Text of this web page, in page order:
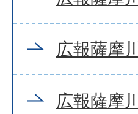
広報薩摩
広報薩摩